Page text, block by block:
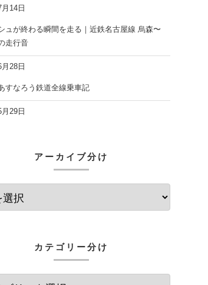
14日
ュが終わる瞬間を走る｜近鉄名古屋線 烏森〜
走行音
28日
すなろう鉄道全線乗車記
29日
アーカイブ分け
カテゴリー分け